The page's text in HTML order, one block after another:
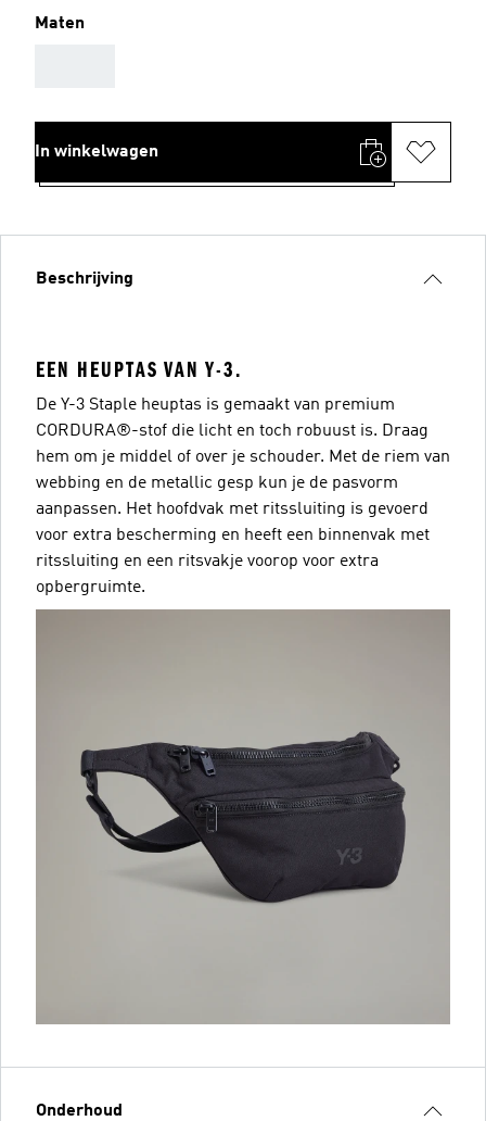
Maten
In winkelwagen
Beschrijving
EEN HEUPTAS VAN Y-3.
De Y-3 Staple heuptas is gemaakt van premium
CORDURA®-stof die licht en toch robuust is. Draag
hem om je middel of over je schouder. Met de riem van
webbing en de metallic gesp kun je de pasvorm
aanpassen. Het hoofdvak met ritssluiting is gevoerd
voor extra bescherming en heeft een binnenvak met
ritssluiting en een ritsvakje voorop voor extra
opbergruimte.
Onderhoud